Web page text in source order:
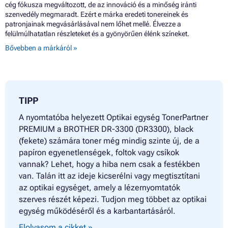
cég fókusza megváltozott, de az innováció és a minőség iránti
szenvedély megmaradt. Ezért e márka eredeti tonereinek és
patronjainak megvásárlásával nem lőhet mellé. Élvezze a
felülmúlhatatlan részleteket és a gyönyörűen élénk színeket.
Bővebben a márkáról »
TIPP
A nyomtatóba helyezett Optikai egység TonerPartner
PREMIUM a BROTHER DR-3300 (DR3300), black
(fekete) számára toner még mindig szinte új, de a
papíron egyenetlenségek, foltok vagy csíkok
vannak? Lehet, hogy a hiba nem csak a festékben
van. Talán itt az ideje kicserélni vagy megtisztítani
az optikai egységet, amely a lézernyomtatók
szerves részét képezi. Tudjon meg többet az optikai
egység működéséről és a karbantartásáról.